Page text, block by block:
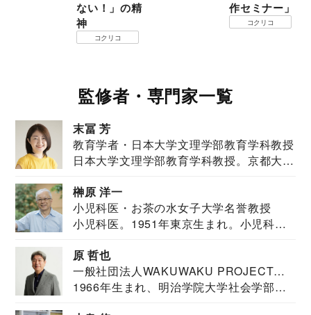
ない！」の精
神
コクリコ
作セミナー」
コクリコ
監修者・専門家一覧
末冨 芳
教育学者・日本大学文理学部教育学科教授
日本大学文理学部教育学科教授。京都大学
榊原 洋一
小児科医・お茶の水女子大学名誉教授
小児科医。1951年東京生まれ。小児科
原 哲也
一般社団法人WAKUWAKU PROJECT
JAPAN代表・言語聴覚士・社会福祉士
1966年生まれ、明治学院大学社会学部福